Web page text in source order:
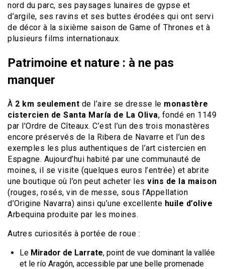
nord du parc, ses paysages lunaires de gypse et
d’argile, ses ravins et ses buttes érodées qui ont servi
de décor à la sixième saison de Game of Thrones et à
plusieurs films internationaux.
Patrimoine et nature : à ne pas
manquer
À 2 km seulement de l’aire se dresse le monastère
cistercien de Santa María de La Oliva, fondé en 1149
par l’Ordre de Cîteaux. C’est l’un des trois monastères
encore préservés de la Ribera de Navarre et l’un des
exemples les plus authentiques de l’art cistercien en
Espagne. Aujourd’hui habité par une communauté de
moines, il se visite (quelques euros l’entrée) et abrite
une boutique où l’on peut acheter les vins de la maison
(rouges, rosés, vin de messe, sous l’Appellation
d’Origine Navarra) ainsi qu’une excellente huile d’olive
Arbequina produite par les moines.
Autres curiosités à portée de roue :
Le Mirador de Larrate, point de vue dominant la vallée
et le río Aragón, accessible par une belle promenade